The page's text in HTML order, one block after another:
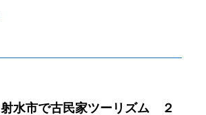
射水市で古民家ツーリズム ２